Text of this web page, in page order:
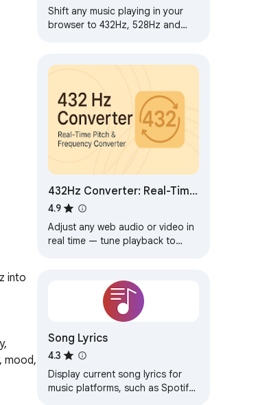
into
mood,
Web Music Streaming
Shift any music playing in your
browser to 432Hz, 528Hz and
432Hz Converter: Real-Time
Pitch & Frequency
Converter (432Hz 528Hz &
More)
4.9
Adjust any web audio or video in
real time — tune playback to
Song Lyrics
4.3
Display current song lyrics for
music platforms, such as Spotify,